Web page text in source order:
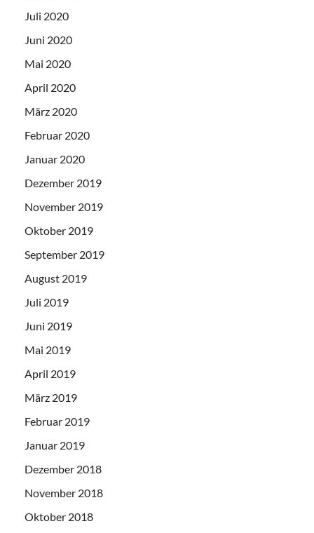
Juli 2020
Juni 2020
Mai 2020
April 2020
März 2020
Februar 2020
Januar 2020
Dezember 2019
November 2019
Oktober 2019
September 2019
August 2019
Juli 2019
Juni 2019
Mai 2019
April 2019
März 2019
Februar 2019
Januar 2019
Dezember 2018
November 2018
Oktober 2018